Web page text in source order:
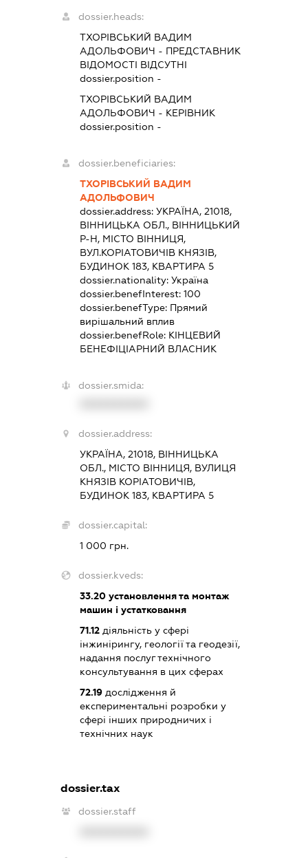
dossier.heads:
ТХОРІВСЬКИЙ ВАДИМ
АДОЛЬФОВИЧ - ПРЕДСТАВНИК
ВІДОМОСТІ ВІДСУТНІ
dossier.position -
ТХОРІВСЬКИЙ ВАДИМ
АДОЛЬФОВИЧ - КЕРІВНИК
dossier.position -
dossier.beneficiaries:
ТХОРІВСЬКИЙ ВАДИМ
АДОЛЬФОВИЧ
dossier.address:УКРАЇНА, 21018,
ВІННИЦЬКА ОБЛ., ВІННИЦЬКИЙ
Р-Н, МІСТО ВІННИЦЯ,
ВУЛ.КОРІАТОВИЧІВ КНЯЗІВ,
БУДИНОК 183, КВАРТИРА 5
dossier.nationality:Україна
dossier.benefInterest:100
dossier.benefType: Прямий
вирішальний вплив
dossier.benefRole: КІНЦЕВИЙ
БЕНЕФІЦІАРНИЙ ВЛАСНИК
dossier.smida:
dossier.address:
УКРАЇНА, 21018, ВІННИЦЬКА
ОБЛ., МІСТО ВІННИЦЯ, ВУЛИЦЯ
КНЯЗІВ КОРІАТОВИЧІВ,
БУДИНОК 183, КВАРТИРА 5
dossier.capital:
1 000 грн.
dossier.kveds:
33.20 установлення та монтаж
машин і устатковання
71.12 діяльність у сфері
інжинірингу, геології та геодезії,
надання послуг технічного
консультування в цих сферах
72.19 дослідження й
експериментальні розробки у
сфері інших природничих і
технічних наук
dossier.tax
dossier.staff